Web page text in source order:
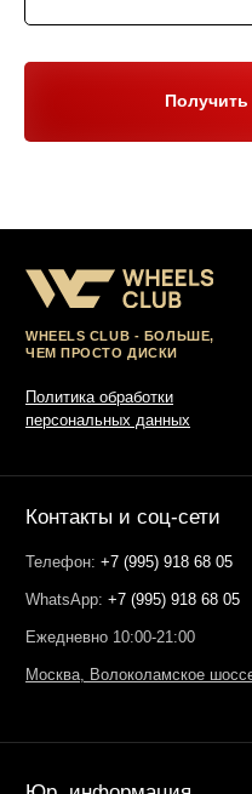
ИНН 503021178964
Юридический адрес - 127486,
Россия, г Москва, ул Ивана
Ежедневно 10:00-21:00